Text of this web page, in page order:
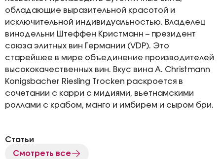
обладающие выразительной красотой и
исключительной индивидуальностью. Владелец
винодельни Штеффен Кристманн – президент
союза элитных вин Германии (VDP). Это
старейшее в мире объединение производителей
высококачественных вин. Вкус вина A. Christmann
Konigsbacher Riesling Trocken раскроется в
сочетании с карри с мидиями, вьетнамскими
роллами с крабом, манго и имбирем и сыром бри.
Статьи
Смотреть все